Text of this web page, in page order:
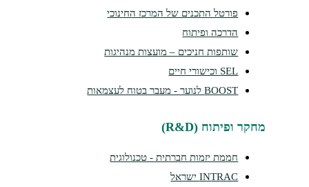
פורטל התכנים של המרכז החינוכי
הדרכה ופיתוח
שותפות חניכים – מועצות מנהיגות
SEL וכישורי חיים
BOOST לנוער - מעבר בטוח לעצמאות
מחקר ופיתוח (R&D)
חממת יזמות חברתית - טכנולוגית
INTRAC ישראל